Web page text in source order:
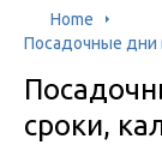
Home
Посадочные дни
сроки,